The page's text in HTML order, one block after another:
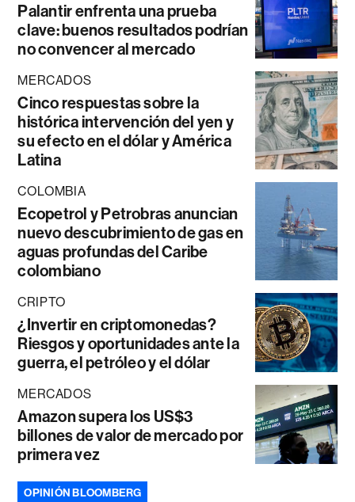
Palantir enfrenta una prueba
clave: buenos resultados podrían
no convencer al mercado
MERCADOS
Cinco respuestas sobre la
histórica intervención del yen y
su efecto en el dólar y América
Latina
COLOMBIA
Ecopetrol y Petrobras anuncian
nuevo descubrimiento de gas en
aguas profundas del Caribe
colombiano
CRIPTO
¿Invertir en criptomonedas?
Riesgos y oportunidades ante la
guerra, el petróleo y el dólar
MERCADOS
Amazon supera los US$3
billones de valor de mercado por
primera vez
OPINIÓN BLOOMBERG